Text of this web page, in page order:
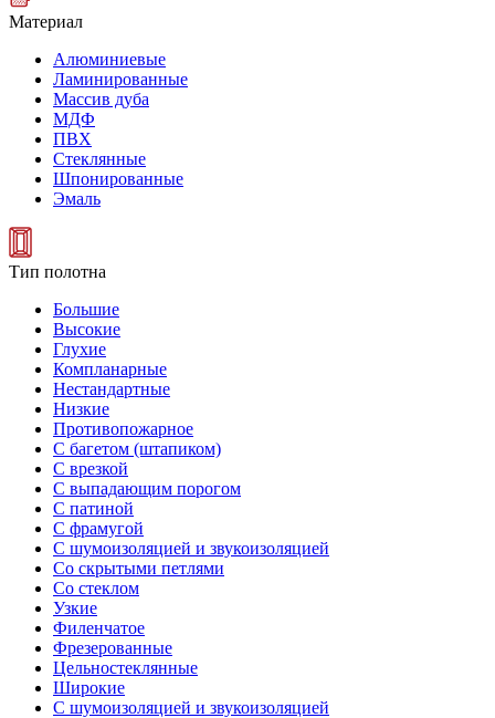
Материал
Алюминиевые
Ламинированные
Массив дуба
МДФ
ПВХ
Стеклянные
Шпонированные
Эмаль
Тип полотна
Большие
Высокие
Глухие
Компланарные
Нестандартные
Низкие
Противопожарное
С багетом (штапиком)
С врезкой
С выпадающим порогом
С патиной
С фрамугой
С шумоизоляцией и звукоизоляцией
Со скрытыми петлями
Со стеклом
Узкие
Филенчатое
Фрезерованные
Цельностеклянные
Широкие
С шумоизоляцией и звукоизоляцией